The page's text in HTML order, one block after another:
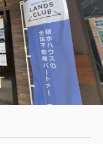
しくお願いいたします。